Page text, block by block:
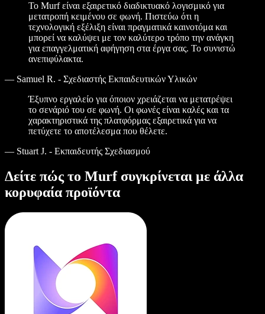
Το Murf είναι εξαιρετικό διαδικτυακό λογισμικό για
μετατροπή κειμένου σε φωνή. Πιστεύω ότι η
τεχνολογική εξέλιξη είναι πραγματικά καινοτόμα και
μπορεί να καλύψει με τον καλύτερο τρόπο την ανάγκη
για επαγγελματική αφήγηση στα έργα σας. Το συνιστώ
ανεπιφύλακτα.
— Samuel R. - Σχεδιαστής Εκπαιδευτικών Υλικών
Έξυπνο εργαλείο για όποιον χρειάζεται να μετατρέψει
το σενάριό του σε φωνή. Οι φωνές είναι καλές και τα
χαρακτηριστικά της πλατφόρμας εξαιρετικά για να
πετύχετε το αποτέλεσμα που θέλετε.
— Stuart J. - Εκπαιδευτής Σχεδιασμού
Δείτε πώς το Murf συγκρίνεται με άλλα
κορυφαία προϊόντα